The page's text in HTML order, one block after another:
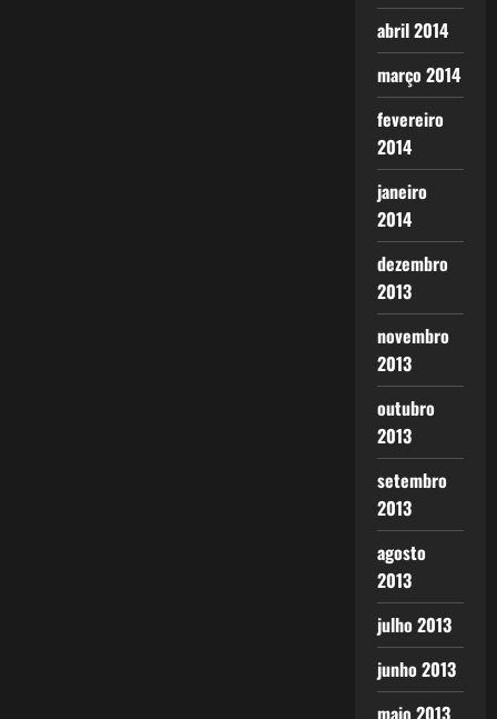
abril 2014
março 2014
fevereiro
2014
janeiro
2014
dezembro
2013
novembro
2013
outubro
2013
setembro
2013
agosto
2013
julho 2013
junho 2013
maio 2013